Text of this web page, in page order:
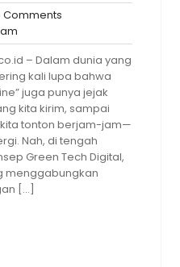
Comments
am
am
– Dalam dunia yang
kali lupa bahwa
juga punya jejak
kita kirim, sampai
tonton berjam-jam—
Nah, di tengah
Green Tech Digital,
menggabungkan
[…]